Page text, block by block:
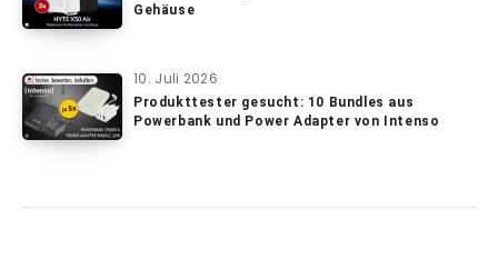
Gehäuse
10. Juli 2026
Produkttester gesucht: 10 Bundles aus
Powerbank und Power Adapter von Intenso